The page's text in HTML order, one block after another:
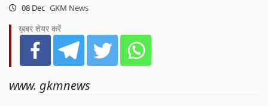
08 Dec GKM News
ख़बर शेयर करें
www. gkmnews